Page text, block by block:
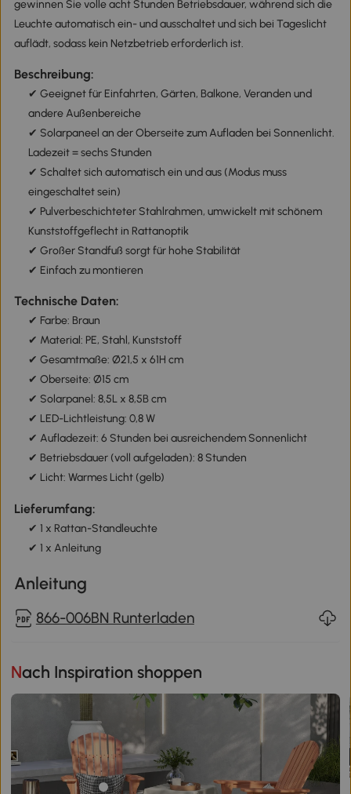
gewinnen Sie volle acht Stunden Betriebsdauer, während sich die
Leuchte automatisch ein- und ausschaltet und sich bei Tageslicht
auflädt, sodass kein Netzbetrieb erforderlich ist.
Beschreibung:
✔ Geeignet für Einfahrten, Gärten, Balkone, Veranden und
andere Außenbereiche
✔ Solarpaneel an der Oberseite zum Aufladen bei Sonnenlicht.
Ladezeit = sechs Stunden
✔ Schaltet sich automatisch ein und aus (Modus muss
eingeschaltet sein)
✔ Pulverbeschichteter Stahlrahmen, umwickelt mit schönem
Kunststoffgeflecht in Rattanoptik
✔ Großer Standfuß sorgt für hohe Stabilität
✔ Einfach zu montieren
Technische Daten:
✔ Farbe: Braun
✔ Material: PE, Stahl, Kunststoff
✔ Gesamtmaße: Ø21,5 x 61H cm
✔ Oberseite: Ø15 cm
✔ Solarpanel: 8,5L x 8,5B cm
✔ LED-Lichtleistung: 0,8 W
✔ Aufladezeit: 6 Stunden bei ausreichendem Sonnenlicht
✔ Betriebsdauer (voll aufgeladen): 8 Stunden
✔ Licht: Warmes Licht (gelb)
Lieferumfang:
✔ 1 x Rattan-Standleuchte
✔ 1 x Anleitung
Anleitung
866-006BN Runterladen
Nach Inspiration shoppen